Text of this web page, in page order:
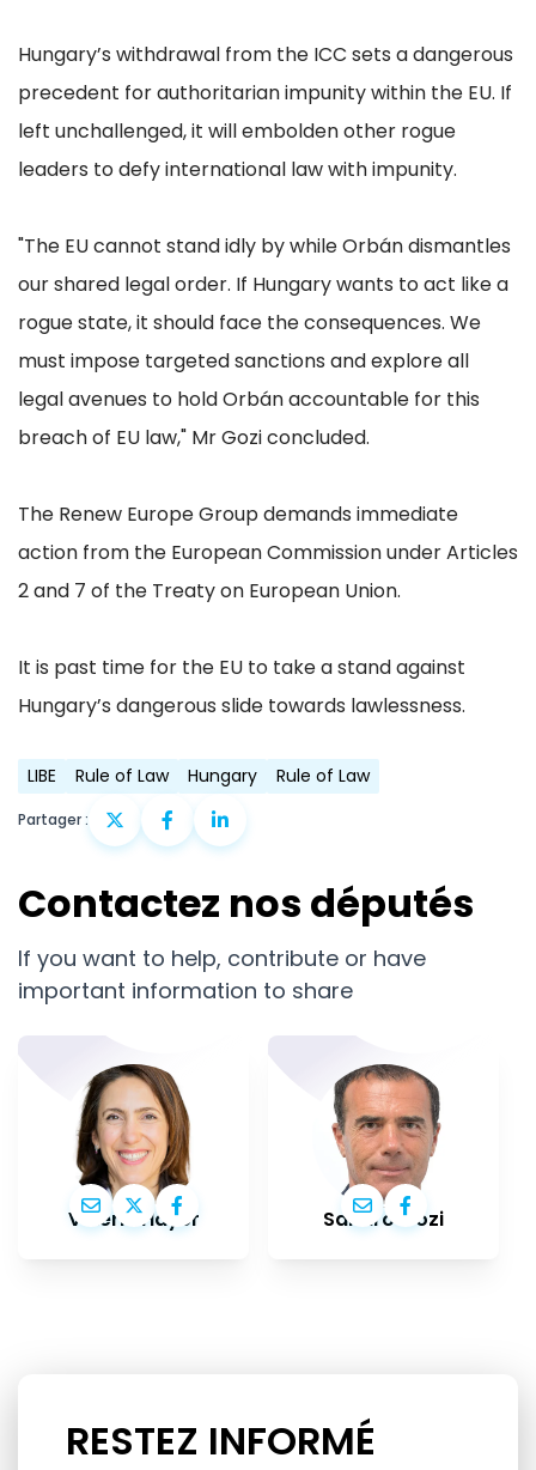
Hungary’s withdrawal from the ICC sets a dangerous
precedent for authoritarian impunity within the EU. If
left unchallenged, it will embolden other rogue
leaders to defy international law with impunity.
"The EU cannot stand idly by while Orbán dismantles
our shared legal order. If Hungary wants to act like a
rogue state, it should face the consequences. We
must impose targeted sanctions and explore all
legal avenues to hold Orbán accountable for this
breach of EU law," Mr Gozi concluded.
The Renew Europe Group demands immediate
action from the European Commission under Articles
2 and 7 of the Treaty on European Union.
It is past time for the EU to take a stand against
Hungary’s dangerous slide towards lawlessness.
LIBE Rule of Law Hungary Rule of Law
Partager :
Contactez nos députés
If you want to help, contribute or have
important information to share
Valérie Hayer Sandro Gozi
RESTEZ INFORMÉ